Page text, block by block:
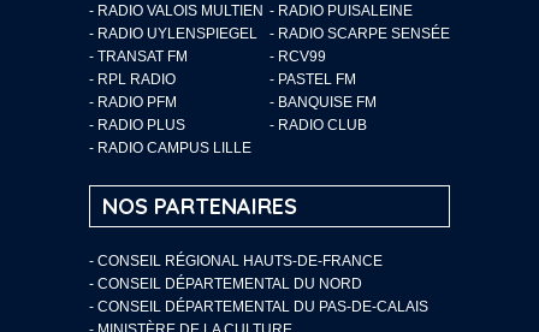
- RADIO VALOIS MULTIEN - RADIO PUISALEINE
- RADIO UYLENSPIEGEL
- RADIO SCARPE SENSÉE
- TRANSAT FM
- RCV99
- RPL RADIO
- PASTEL FM
- RADIO PFM
- BANQUISE FM
- RADIO PLUS
- RADIO CLUB
- RADIO CAMPUS LILLE
NOS PARTENAIRES
- CONSEIL RÉGIONAL HAUTS-DE-FRANCE
- CONSEIL DÉPARTEMENTAL DU NORD
- CONSEIL DÉPARTEMENTAL DU PAS-DE-CALAIS